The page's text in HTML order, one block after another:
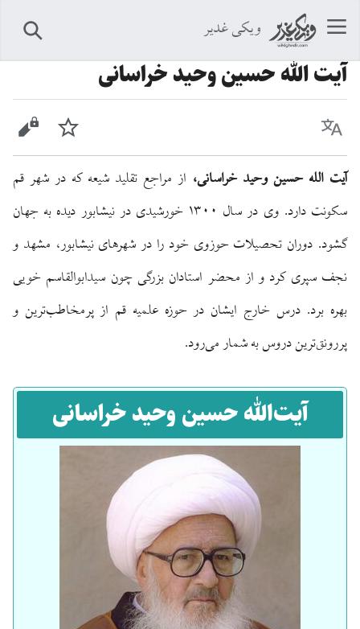
ویکی غدیر
آیت الله حسین وحید خراسانی
زبان پیگیری
آیت‌ الله حسین وحید خراسانی، از مراجع تقلید شیعه که در شهر قم
سکونت دارد. وی در سال ۱۳۰۰ خورشیدی در نیشابور دیده به جهان
گشود. دوران تحصیلات حوزوی خود را در شهرهای نیشابور، مشهد و
نجف سپری کرد و از محضر استادان بزرگی چون سیدابوالقاسم خویی
بهره برد. درس خارج ایشان در حوزه علمیه قم از پرمخاطب‌ترین و
پررونق‌ترین دروس به شمار می‌رود.
آیت‌الله حسین وحید خراسانی